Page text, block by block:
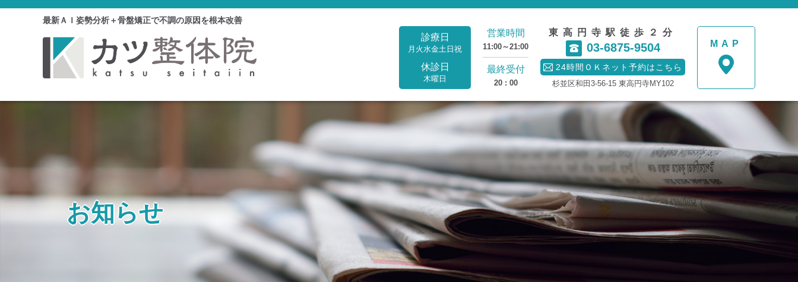
最新ＡＩ姿勢分析＋骨盤矯正で不調の原因を根本改善
診療日
月火水金土日祝
休診日
木曜日
営業時間
11:00～21:00
最終受付
20 : 00
東高円寺駅徒歩２分
 03-6875-9504
 24時間ＯＫネット予約はこちら
杉並区和田3-56-15 東高円寺MY102
MAP

お知らせ